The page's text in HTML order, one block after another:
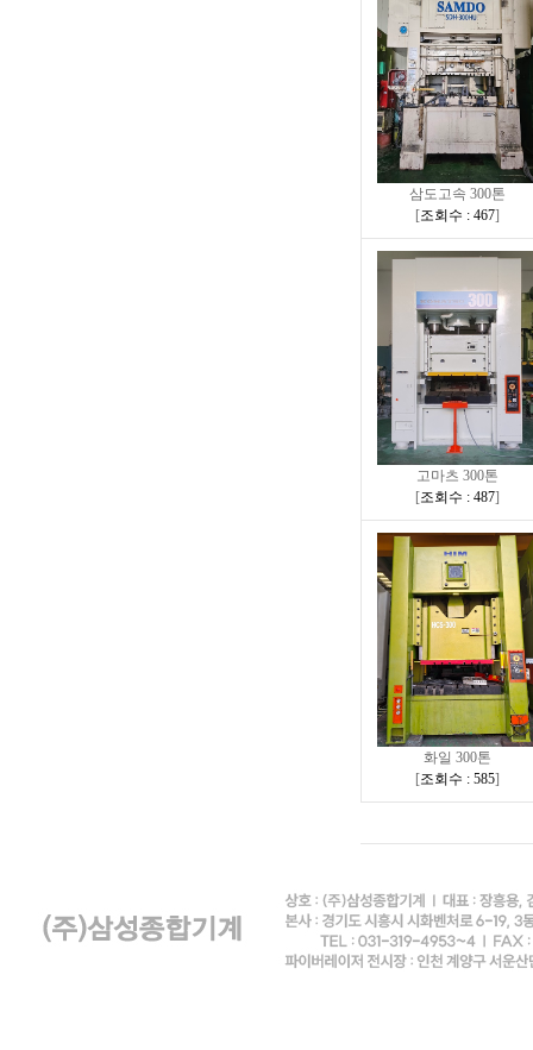
삼도고속 300톤
[조회수 : 467]
고마츠 300톤
[조회수 : 487]
화일 300톤
[조회수 : 585]